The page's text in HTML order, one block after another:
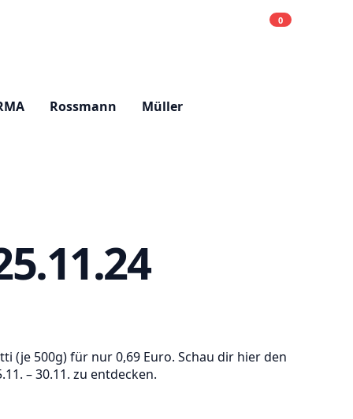
0
Rossmann Müller
(je 500g) für nur 0,69 Euro. Schau dir hier den
– 30.11. zu entdecken.